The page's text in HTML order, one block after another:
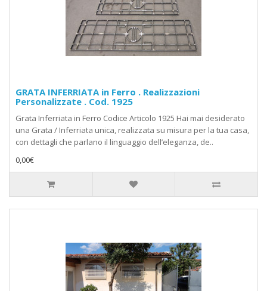
GRATA INFERRIATA in Ferro . Realizzazioni
Personalizzate . Cod. 1925
Grata Inferriata in Ferro Codice Articolo 1925 Hai mai desiderato
una Grata / Inferriata unica, realizzata su misura per la tua casa,
con dettagli che parlano il linguaggio dell’eleganza, de..
0,00€